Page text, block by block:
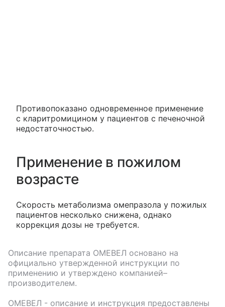
Противопоказано одновременное применение
с кларитромицином у пациентов с печеночной
недостаточностью.
Применение в пожилом
возрасте
Скорость метаболизма омепразола у пожилых
пациентов несколько снижена, однако
коррекция дозы не требуется.
Описание препарата ОМЕВЕЛ основано на
официально утвержденной инструкции по
применению и утверждено компанией–
производителем.
ОМЕВЕЛ - описание и инструкция предоставлены